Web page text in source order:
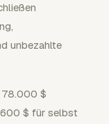
unbezahlte
78.000 $
$ für selbst